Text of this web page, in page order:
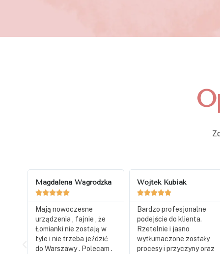
Wojtek Kubiak

Bardzo profesjonalne
podejście do klienta.
Rzetelnie i jasno
wytłumaczone zostały
procesy i przyczyny oraz
Anna

Bardzo miły i pomocny
personel, świetny
masażysta, ale nieco za
chłodno w gabinecie
podczas masażu.